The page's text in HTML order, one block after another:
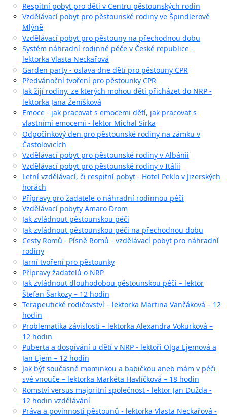
Respitní pobyt pro děti v Centru pěstounských rodin
Vzdělávací pobyt pro pěstounské rodiny ve Špindlerově
Mlýně
Vzdělávací pobyt pro pěstouny na přechodnou dobu
Systém náhradní rodinné péče v České republice -
lektorka Vlasta Neckařová
Garden party - oslava dne dětí pro pěstouny CPR
Předvánoční tvoření pro pěstounky CPR
Jak žijí rodiny, ze kterých mohou děti přicházet do NRP -
lektorka Jana Ženíšková
Emoce - jak pracovat s emocemi dětí, jak pracovat s
vlastními emocemi - lektor Michal Sirka
Odpočinkový den pro pěstounské rodiny na zámku v
Častolovicích
Vzdělávací pobyt pro pěstounské rodiny v Albánii
Vzdělávací pobyt pro pěstounské rodiny v Itálii
Letní vzdělávací, či respitní pobyt - Hotel Peklo v Jizerských
horách
Přípravy pro žadatele o náhradní rodinnou péči
Vzdělávací pobyty Amaro Drom
Jak zvládnout pěstounskou péči
Jak zvládnout pěstounskou péči na přechodnou dobu
Cesty Romů - Písně Romů - vzdělávací pobyt pro náhradní
rodiny
Jarní tvoření pro pěstounky
Přípravy žadatelů o NRP
Jak zvládnout dlouhodobou pěstounskou péči – lektor
Štefan Šarkozy – 12 hodin
Terapeutické rodičovství – lektorka Martina Vančáková – 12
hodin
Problematika závislostí – lektorka Alexandra Vokurková –
12 hodin
Puberta a dospívání u dětí v NRP - lektoři Olga Ejemová a
Jan Ejem – 12 hodin
Jak být současně maminkou a babičkou aneb mám v péči
své vnouče – lektorka Markéta Havlíčková – 18 hodin
Romství versus majoritní společnost - lektor Jan Dužda -
12 hodin vzdělávání
Práva a povinnosti pěstounů - lektorka Vlasta Neckařová -